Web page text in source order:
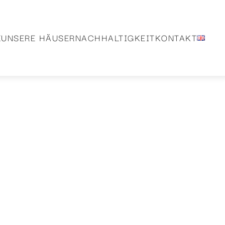
UNSERE HÄUSERNACHHALTIGKEITKONTAKT